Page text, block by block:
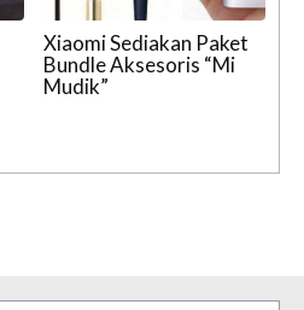
Xiaomi Sediakan Paket
Bundle Aksesoris “Mi
Mudik”